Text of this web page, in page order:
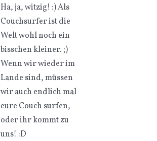
Ha, ja, witzig! :) Als
Couchsurfer ist die
Welt wohl noch ein
bisschen kleiner. ;)
Wenn wir wieder im
Lande sind, müssen
wir auch endlich mal
eure Couch surfen,
oder ihr kommt zu
uns! :D